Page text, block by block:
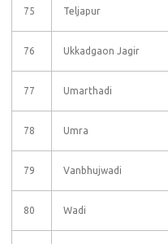
75 Teljapur
76 Ukkadgaon Jagir
77 Umarthadi
78 Umra
79 Vanbhujwadi
80 Wadi